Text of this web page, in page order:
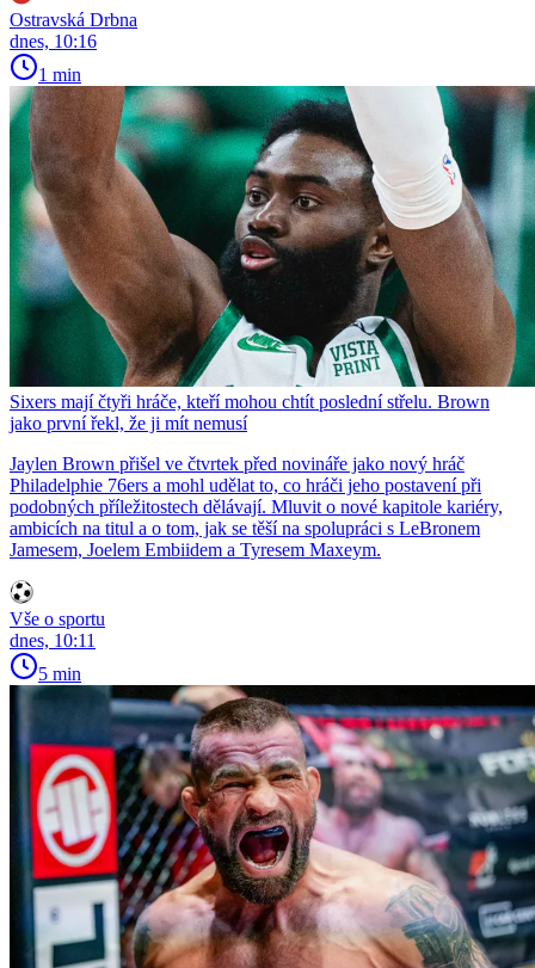
Ostravská Drbna
dnes, 10:16
1 min
Sixers mají čtyři hráče, kteří mohou chtít poslední střelu. Brown
jako první řekl, že ji mít nemusí
Jaylen Brown přišel ve čtvrtek před novináře jako nový hráč
Philadelphie 76ers a mohl udělat to, co hráči jeho postavení při
podobných příležitostech dělávají. Mluvit o nové kapitole kariéry,
ambicích na titul a o tom, jak se těší na spolupráci s LeBronem
Jamesem, Joelem Embiidem a Tyresem Maxeym.
Vše o sportu
dnes, 10:11
5 min